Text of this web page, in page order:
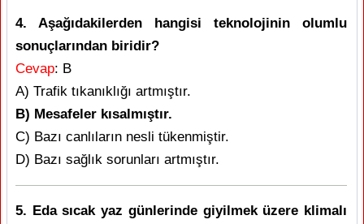
4. Aşağıdakilerden hangisi teknolojinin olumlu
sonuçlarından biridir?
Cevap: B
A) Trafik tıkanıklığı artmıştır.
B) Mesafeler kısalmıştır.
C) Bazı canlıların nesli tükenmiştir.
D) Bazı sağlık sorunları artmıştır.
5. Eda sıcak yaz günlerinde giyilmek üzere klimalı